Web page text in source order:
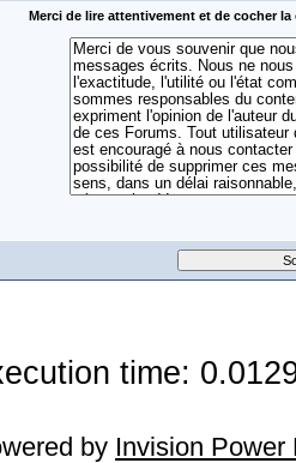
Merci de lire attentivement et de cocher
time:
by Invision Power